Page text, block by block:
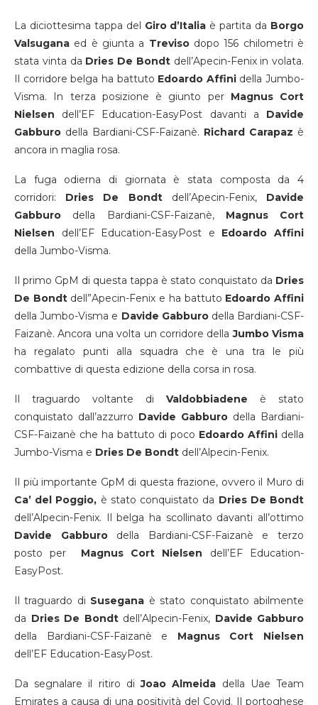
La diciottesima tappa del Giro d’Italia è partita da Borgo
Valsugana ed è giunta a Trevisodopo 156 chilometri è
stata vinta da Dries De Bondtdell’Apecin-Fenix in volata.
Il corridore belga ha battuto Edoardo Affinidella Jumbo-
Visma. In terza posizione è giunto per Magnus Cort
Nielsen dell’EF Education-EasyPost davanti a Davide
Gabburo della Bardiani-CSF-Faizanè. Richard Carapaz è
ancora in maglia rosa.
La fuga odierna di giornata è stata composta da 4
corridori: Dries De Bondtdell’Apecin-Fenix, Davide
Gabburo della Bardiani-CSF-Faizanè, Magnus Cort
Nielsen dell’EF Education-EasyPost e Edoardo Affini
della Jumbo-Visma.
Il primo GpM di questa tappa è stato conquistato da Dries
De Bondtdell”Apecin-Fenix e ha battuto Edoardo Affini
della Jumbo-Visma e Davide Gabburodella Bardiani-CSF-
Faizanè. Ancora una volta un corridore dellaJumbo Visma
ha regalato punti alla squadra che è una tra le più
combattive di questa edizione della corsa in rosa.
Il traguardo voltante di Valdobbiadene è stato
conquistato dall’azzurro Davide Gabburo della Bardiani-
CSF-Faizanè che ha battuto di poco Edoardo Affini della
Jumbo-Visma e Dries De Bondt dell’Alpecin-Fenix.
Il più importante GpM di questa frazione, ovvero il Muro di
Ca’ del Poggio, è stato conquistato da Dries De Bondt
dell’Alpecin-Fenix. Il belga ha scollinato davanti all’ottimo
Davide Gabburodella Bardiani-CSF-Faizanè e terzo
posto per Magnus Cort Nielsen dell’EF Education-
EasyPost.
Il traguardo di Susegana è stato conquistato abilmente
da Dries De Bondtdell’Alpecin-Fenix, Davide Gabburo
della Bardiani-CSF-Faizanè e Magnus Cort
Nielsen
dell’EF Education-EasyPost.
Da segnalare il ritiro diJoao Almeida della Uae Team
Emirates a causa di una positività del Covid. Il portoghese